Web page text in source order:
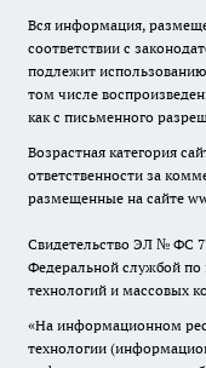
Вся информация,
соответствии с
подлежит
том числе
как с письменного
Возрастная категория
ответственности за
размещенные на сайте
Свидетельство ЭЛ № ФС
Федеральной службой
технологий и массовых
«На информационном
технологии